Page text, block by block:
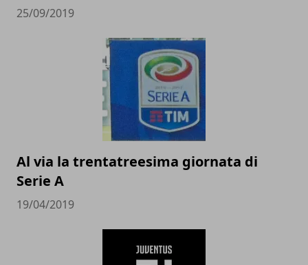
25/09/2019
Al via la trentatreesima giornata di
Serie A
19/04/2019